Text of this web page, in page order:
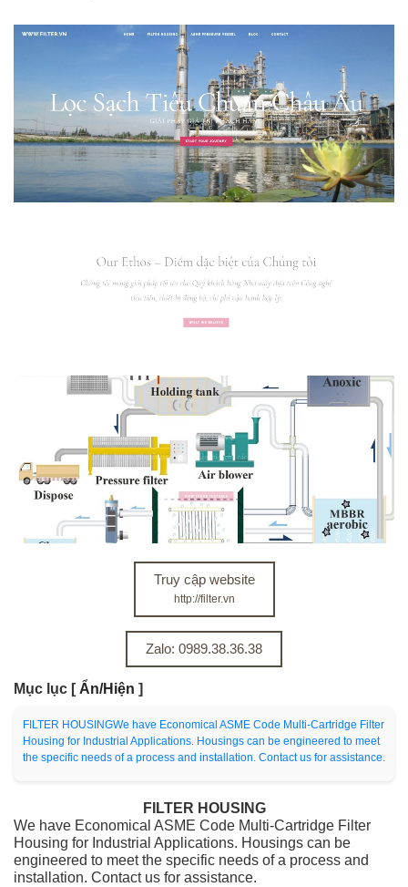
Truy cập website
http://filter.vn
Zalo: 0989.38.36.38
Mục lục [ Ẩn/Hiện ]
FILTER HOUSINGWe have Economical ASME Code Multi-Cartridge Filter
Housing for Industrial Applications. Housings can be engineered to meet
the specific needs of a process and installation. Contact us for assistance.
FILTER HOUSING
We have Economical ASME Code Multi-Cartridge Filter
Housing for Industrial Applications. Housings can be
engineered to meet the specific needs of a process and
installation. Contact us for assistance.